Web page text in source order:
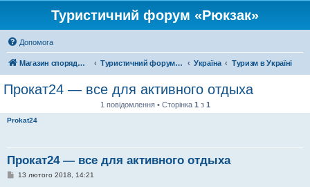
Туристичний форум «Рюкзак»
Допомога
Магазин спорядження Туристичний форум «Рюкзак» Україна Туризм в Україні
Прокат24 — все для активного отдыха
1 повідомлення • Сторінка 1 з 1
Prokat24
Прокат24 — все для активного отдыха
П13 лютого 2018, 14:21